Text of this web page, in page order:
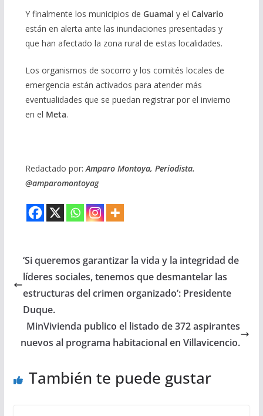
Y finalmente los municipios de Guamal y el Calvario
están en alerta ante las inundaciones presentadas y
que han afectado la zona rural de estas localidades.
Los organismos de socorro y los comités locales de
emergencia están activados para atender más
eventualidades que se puedan registrar por el invierno
en el Meta.
Redactado por:Amparo Montoya, Periodista.
@amparomontoyag
‘Si queremos garantizar la vida y la integridad de
líderes sociales, tenemos que desmantelar las
estructuras del crimen organizado’: Presidente
Duque.
MinVivienda publico el listado de 372 aspirantes
nuevos al programa habitacional en Villavicencio.
También te puede gustar